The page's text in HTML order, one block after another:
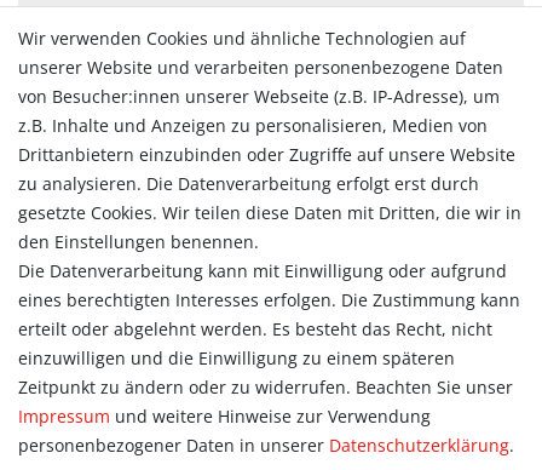
Zahlungsarten
Versandarten & -kosten
Widerrufsrecht
Vertrag widerrufen
Konto
Login
Registrieren
Warenkorb
Zur Kasse
Allgemein
Kontakt
Datenschutzerklärung
AGB
Impressum
Wir verwenden Cookies und ähnliche Technologien auf
unserer Website und verarbeiten personenbezogene Daten
von Besucher:innen unserer Webseite (z.B. IP-Adresse), um
z.B. Inhalte und Anzeigen zu personalisieren, Medien von
Drittanbietern einzubinden oder Zugriffe auf unsere Website
zu analysieren. Die Datenverarbeitung erfolgt erst durch
gesetzte Cookies. Wir teilen diese Daten mit Dritten, die wir in
den Einstellungen benennen.
Die Datenverarbeitung kann mit Einwilligung oder aufgrund
eines berechtigten Interesses erfolgen. Die Zustimmung kann
erteilt oder abgelehnt werden. Es besteht das Recht, nicht
einzuwilligen und die Einwilligung zu einem späteren
Zeitpunkt zu ändern oder zu widerrufen. Beachten Sie unser
Impressum und weitere Hinweise zur Verwendung
personenbezogener Daten in unserer Daten­schutz­erklärung.